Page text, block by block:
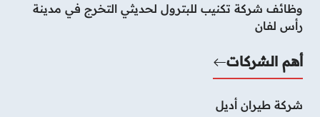
وظائف شركة تكنيب للبترول لحديثي التخرج في مدينة
رأس لفان
أهم الشركات
شركة طيران أديل